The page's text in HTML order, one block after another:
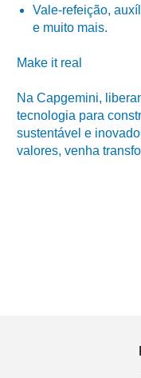
Vale-refeição,
e muito mais.
Make it real
Na Capgemini,
tecnologia para
sustentável e
valores, venha